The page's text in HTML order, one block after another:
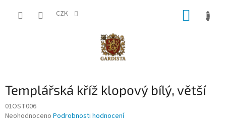
CZK
Templářská kříž klopový bílý, větší
01OST006
Průměrné
Neohodnoceno Podrobnosti hodnocení